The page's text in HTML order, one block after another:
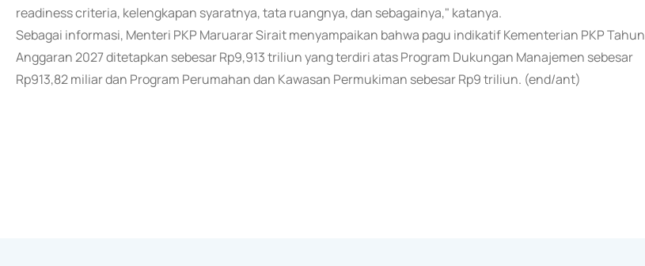
readiness criteria, kelengkapan syaratnya, tata ruangnya, dan sebagainya," katanya.
Sebagai informasi, Menteri PKP Maruarar Sirait menyampaikan bahwa pagu indikatif Kementerian PKP Tahun
Anggaran 2027 ditetapkan sebesar Rp9,913 triliun yang terdiri atas Program Dukungan Manajemen sebesar
Rp913,82 miliar dan Program Perumahan dan Kawasan Permukiman sebesar Rp9 triliun. (end/ant)